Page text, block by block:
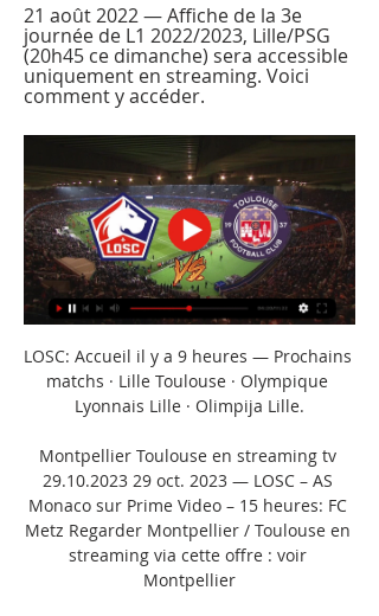
21 août 2022 — Affiche de la 3e
journée de L1 2022/2023, Lille/PSG
(20h45 ce dimanche) sera accessible
uniquement en streaming. Voici
comment y accéder.
LOSC: Accueil il y a 9 heures — Prochains
matchs · Lille Toulouse · Olympique
Lyonnais Lille · Olimpija Lille.
Montpellier Toulouse en streaming tv
29.10.2023 29 oct. 2023 — LOSC – AS
Monaco sur Prime Video – 15 heures: FC
Metz Regarder Montpellier / Toulouse en
streaming via cette offre : voir
Montpellier